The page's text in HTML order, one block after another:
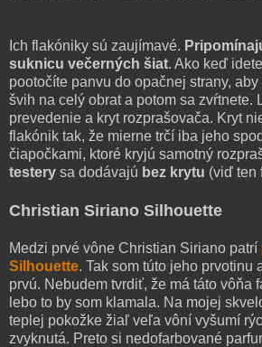
Ich flakóniky sú zaujímavé.
suknicu večerných šiat. Ako keď
pootočíte panvu do opačnej strany,
švih na celý obrat a potom sa zvŕtnete.
prevedenie a kryt rozprašovača. Kryt
flakónik tak, že mierne trčí iba jeho
čiapočkami, ktoré kryjú samotný
testery sa dodávajú bez krytu (viď ten
Christian Siriano Silhouette
Medzi prvé vône Christian Siriano patrí
Silhouette. Tak som túto jeho prvotinu
prvú. Nebudem tvrdiť, že má táto vôňa
lebo to by som klamala. Na mojej
teplej pokožke žiaľ veľa vôní vyšumí
zvyknutá. Preto si nedofarbované